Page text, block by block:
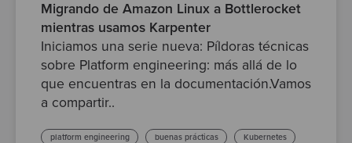
Migrando de Amazon Linux a Bottlerocket
mientras usamos Karpenter
Iniciamos una serie nueva: Píldoras técnicas
sobre Platform engineering: más allá de lo
que encuentras en la documentación.Vamos
a compartir..
platform engineering buenas prácticas Kubernetes